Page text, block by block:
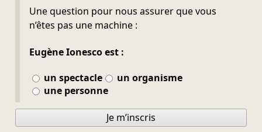
Une question pour nous assurer que vous
n’êtes pas une machine :
Eugène Ionesco est :
un spectacle
un organisme
une personne
Ne pas remplir
Je m’inscris